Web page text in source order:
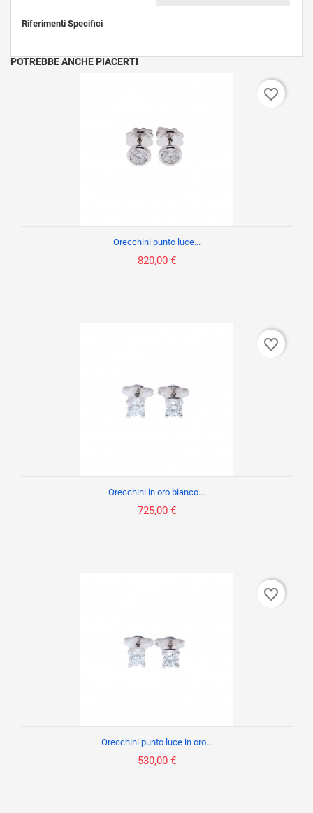
Riferimenti Specifici
POTREBBE ANCHE PIACERTI
Orecchini punto luce...
820,00 €
favorite_border
Orecchini in oro bianco...
725,00 €
favorite_border
Orecchini punto luce in oro...
530,00 €
favorite_border